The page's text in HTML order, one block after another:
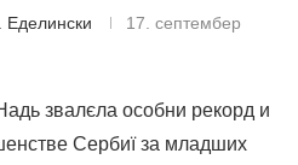
17. септембер
звалєла особни рекорд и
Сербиї за младших